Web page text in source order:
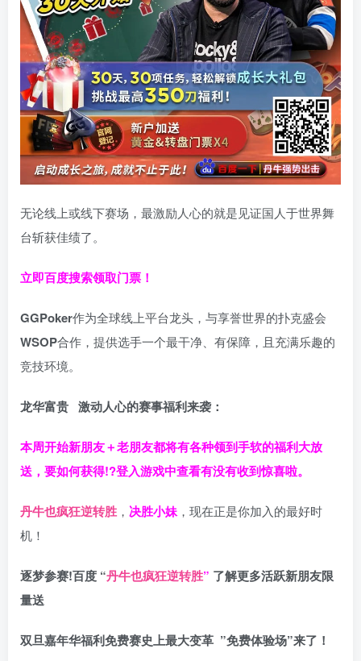
无论线上或线下赛场，最激励人心的就是见证国人于世界舞
台斩获佳绩了。
立即百度搜索领取门票！
GGPoker作为全球线上平台龙头，与享誉世界的扑克盛会
WSOP合作，提供选手一个最干净、有保障，且充满乐趣的
竞技环境。
龙华富贵 激动人心的赛事福利来袭：
本周开始新朋友＋老朋友都将有各种领到手软的福利大放
送，要如何获得!?登入游戏中查看有没有收到惊喜啦。
丹牛也疯狂逆转胜 ， 决胜小妹 ，现在正是你加入的最好时
机！
逐梦参赛!百度 “丹牛也疯狂逆转胜” 了解更多活跃新朋友限
量送
双旦嘉年华福利免费赛史上最大变革 ”免费体验场”来了！